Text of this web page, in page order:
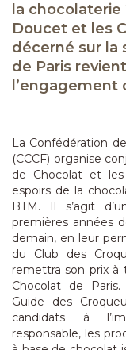
la
Doucet et les
décerné sur la
de Paris
La Confédération
(CCCF) organise
de Chocolat et
espoirs de la
BTM. Il s’agit
premières années
demain, en leur
du Club des
remettra son prix à
Chocolat de
Guide des
candidats à
responsable, les